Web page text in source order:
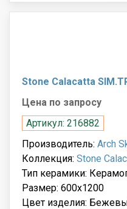
Stone Calacatta
Цена по запросу
Артикул: 216882
Производитель: Arch
Коллекция: Stone
Тип керамики:
Размер: 600x1200
Цвет изделия: